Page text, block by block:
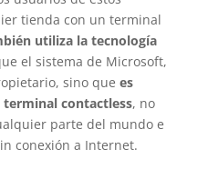
tienda con un terminal
utiliza la tecnología
el sistema de Microsoft,
sino que es
contactless, no
parte del mundo e
conexión a Internet.